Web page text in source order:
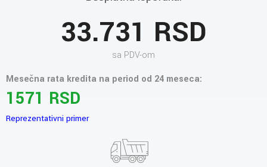
33.731 RSD
sa PDV-om
Mesečna rata kredita na period od 24 meseca:
1571 RSD
Reprezentativni primer